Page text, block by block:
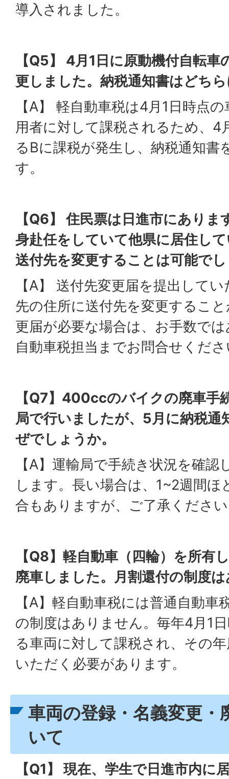
導入されました。
【Q5】 4月1日に原動機付自転
更しました。納税通知書はどち
【A】 軽自動車税は4月1日時点
用者に対して課税されるため、4
るBに課税が発生し、納税通知書
す。
【Q6】 住民票は日進市にあり
身赴任をしていて他県に居住し
送付先を変更することは可能で
【A】 送付先変更届を提出して
先の住所に送付先を変更するこ
更届が必要な場合は、お手数で
自動車税担当までお問合せくだ
【Q7】400ccのバイクの廃車手
局で行いましたが、5月に納税通
ぜでしょうか。
【A】運輸局で手続き状況を確
します。長い場合は、1~2週間
合もありますが、ご了承くださ
【Q8】軽自動車（四輪）を所有
廃車しました。月割還付の制度
【A】軽自動車税には普通自動車
の制度はありません。毎年4月1
る車両に対して課税され、その
いただく必要があります。
車両の登録・名義変更・
いて
【Q1】 現在、学生で日進市内に